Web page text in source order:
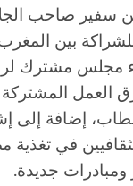
سفير صاحب
بين
مجلس مشترك
إضافة إلى
في
ومبادرات جديدة.